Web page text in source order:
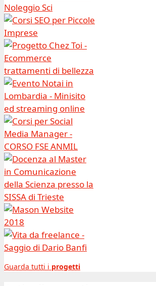
Guarda tutti i progetti